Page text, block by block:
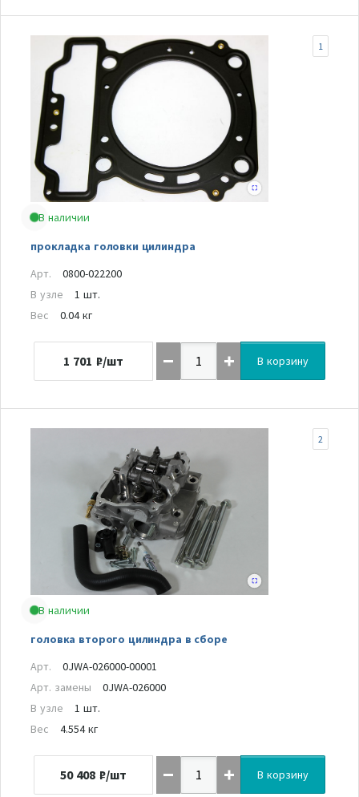
В наличии
прокладка головки цилиндра
1
Арт.
0800-022200
В узле
1 шт.
Вес
0.04 кг
1 701 ₽/шт В корзину
В наличии
головка второго цилиндра в сборе
2
Арт.
0JWA-026000-00001
Арт. замены
0JWA-026000
В узле
1 шт.
Вес
4.554 кг
50 408 ₽/шт В корзину